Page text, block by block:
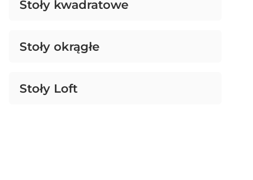
Stoły kwadratowe
Stoły okrągłe
Stoły Loft